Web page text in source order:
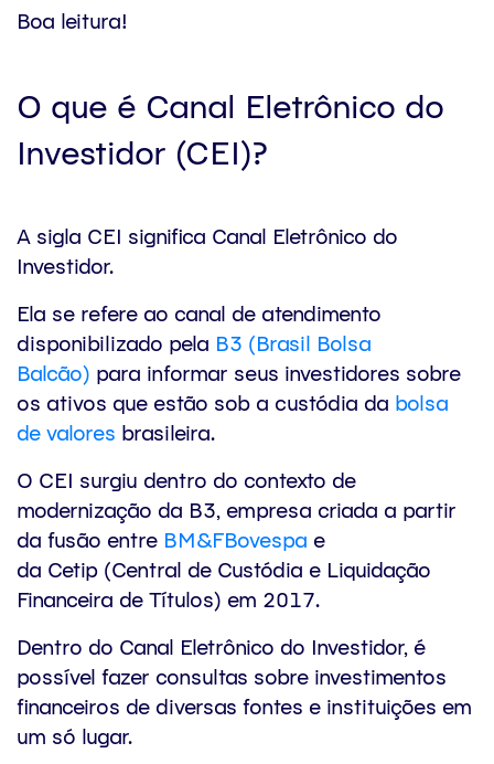
Boa leitura!
O que é Canal Eletrônico do
Investidor (CEI)?
A sigla CEI significa Canal Eletrônico do
Investidor.
Ela se refere ao canal de atendimento
disponibilizado pela B3 (Brasil Bolsa
Balcão) para informar seus investidores sobre
os ativos que estão sob a custódia da bolsa
de valores brasileira.
O CEI surgiu dentro do contexto de
modernização da B3, empresa criada a partir
da fusão entre BM&FBovespa e
da Cetip (Central de Custódia e Liquidação
Financeira de Títulos) em 2017.
Dentro do Canal Eletrônico do Investidor, é
possível fazer consultas sobre investimentos
financeiros de diversas fontes e instituições em
um só lugar.